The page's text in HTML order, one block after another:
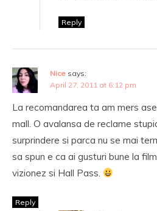
Reply
Nice says:
April 27, 2011 at 6:12 pm
La recomandarea ta am mers
mall. O avalansa de reclame
surprindere si parca nu se mai
sa spun e ca ai gusturi bune la
vizionez si Hall Pass.
Reply